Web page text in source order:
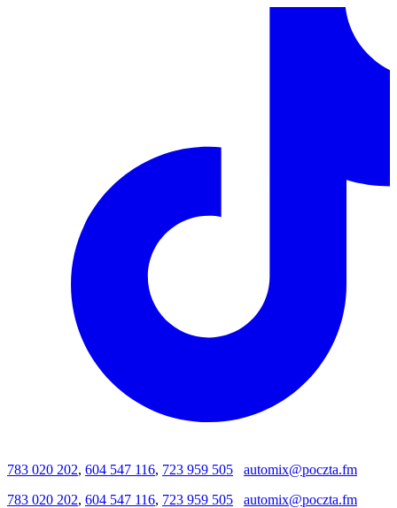
783 020 202, 604 547 116, 723 959 505
automix@poczta.fm
783 020 202, 604 547 116, 723 959 505
automix@poczta.fm